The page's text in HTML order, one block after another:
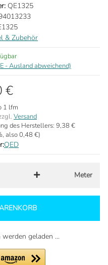
QE1325
& Zubehör
- Ausland abweichend)
€
1 lfm
Versand
des Herstellers: 9,38 €
, also0,48 €)
QED
Meter
geladen ...